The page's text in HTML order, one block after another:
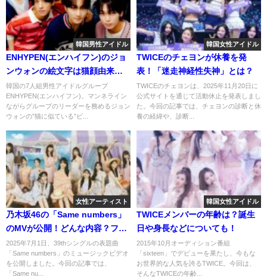
韓国男性アイドル
ENHYPEN(エンハイフン)のジョ
ンウォンの絵文字は猫顔由来？
可愛い表情にファンもメロメ
ロ！
韓国の7人組男性アイドルグループ
ENHYPEN(エンハイフン)。マンネライン
ながらグループのリーダーを務めるジョン
ウォンの”猫に似ている”ビ...
韓国女性アイドル
TWICEのチェヨンが休養を発
表！「迷走神経性失神」とは？
TWICEのチェヨンは、2025年11月20日に
公式サイトを通じて活動休止を発表しまし
た。今回の記事では、チェヨンの診断と休
養の経緯や、診断...
女性アーティスト
乃木坂46の「Same numbers」
のMVが公開！どんな内容？ファ
ンの反応は？
2025年7月1日、39thシングルの表題曲
「Same numbers」のミュージックビデオ
を公開しました。今回の記事では、
「Same nu...
韓国女性アイドル
TWICEメンバーの年齢は？誕生
日や身長などについても！
2015年10月オーディション番組
「sixteen」でデビューを果たし、今もな
お世界的な人気を誇るTWICE。今回は、
そんなTWICEの年齢...